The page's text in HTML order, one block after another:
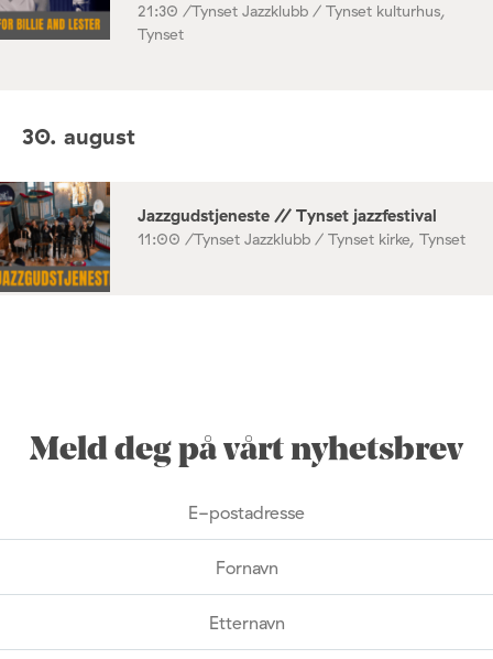
21:30 /Tynset Jazzklubb / Tynset kulturhus,
Tynset
30. august
Jazzgudstjeneste // Tynset jazzfestival
11:00 /Tynset Jazzklubb / Tynset kirke, Tynset
Meld deg på vårt nyhetsbrev